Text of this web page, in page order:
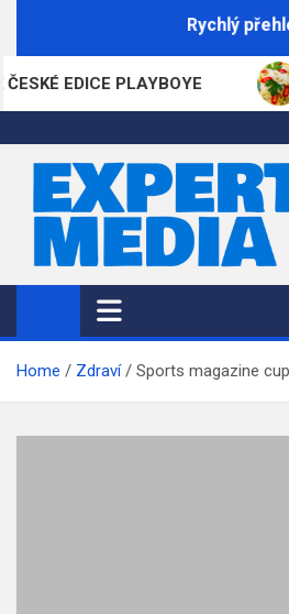
Rychlý
EDICE PLAYBOYE Už
ExpertMedia.cz
Magazín informací
Home Zdraví Sports magazine cup